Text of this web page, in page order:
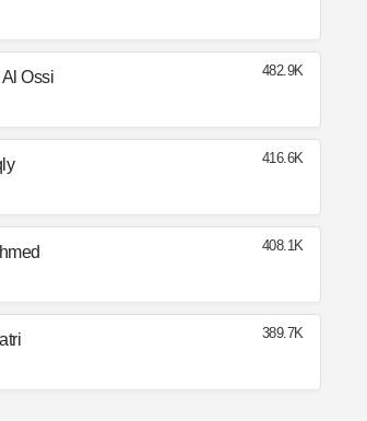
Ossi 482.9K
416.6K
408.1K
389.7K